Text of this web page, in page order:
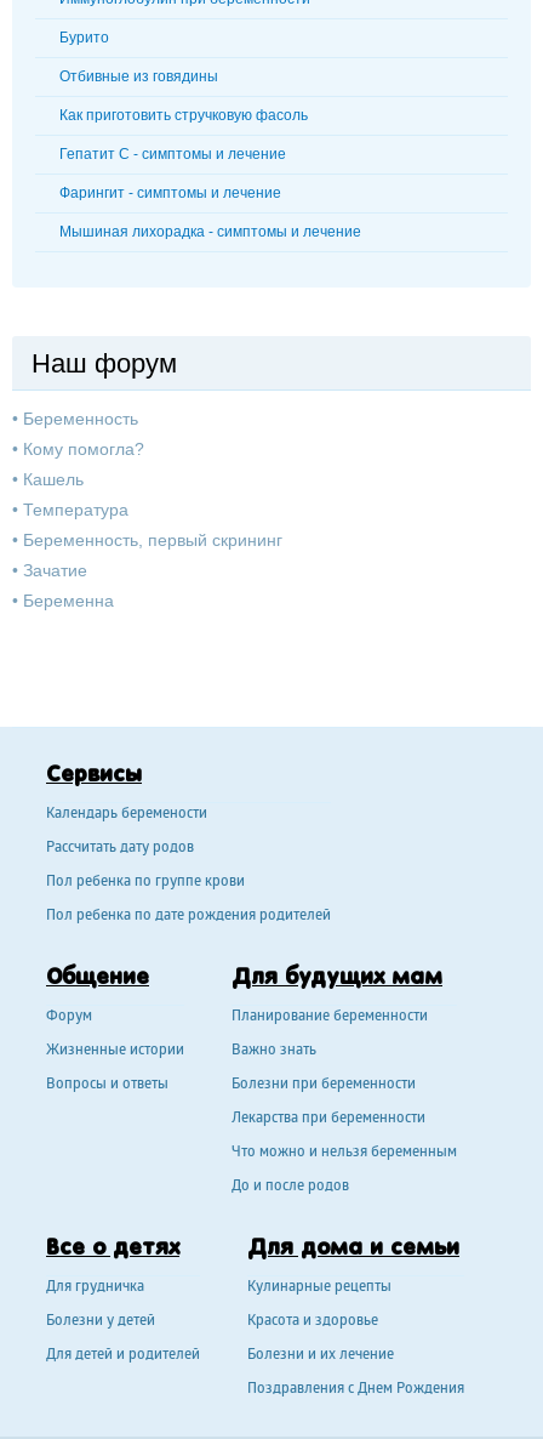
Бурито
Отбивные из говядины
Как приготовить стручковую фасоль
Гепатит С - симптомы и лечение
Фарингит - симптомы и лечение
Мышиная лихорадка - симптомы и лечение
Наш форум
• Беременность
• Кому помогла?
• Кашель
• Температура
• Беременность, первый скрининг
• Зачатие
• Беременна
Сервисы
Календарь беремености
Рассчитать дату родов
Пол ребенка по группе крови
Пол ребенка по дате рождения родителей
Общение
Форум
Жизненные истории
Вопросы и ответы
Для будущих мам
Планирование беременности
Важно знать
Болезни при беременности
Лекарства при беременности
Что можно и нельзя беременным
До и после родов
Все о детях
Для грудничка
Болезни у детей
Для детей и родителей
Для дома и семьи
Кулинарные рецепты
Красота и здоровье
Болезни и их лечение
Поздравления с Днем Рождения